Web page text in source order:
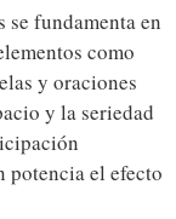
fundamenta en
como
y oraciones
y la seriedad
potencia el efecto